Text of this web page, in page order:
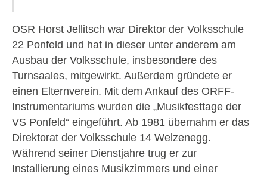
OSR Horst Jellitsch war Direktor der Volksschule
22 Ponfeld und hat in dieser unter anderem am
Ausbau der Volksschule, insbesondere des
Turnsaales, mitgewirkt. Außerdem gründete er
einen Elternverein. Mit dem Ankauf des ORFF-
Instrumentariums wurden die „Musikfesttage der
VS Ponfeld“ eingeführt. Ab 1981 übernahm er das
Direktorat der Volksschule 14 Welzenegg.
Während seiner Dienstjahre trug er zur
Installierung eines Musikzimmers und einer